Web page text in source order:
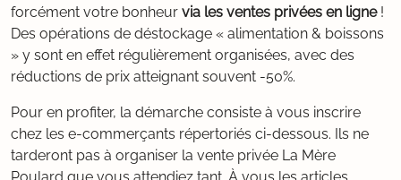
forcément votre bonheur via les ventes privées en ligne!
Des opérations de déstockage « alimentation & boissons
» y sont en effet régulièrement organisées, avec des
réductions de prix atteignant souvent -50%.
Pour en profiter, la démarche consiste à vous inscrire
chez les e-commerçants répertoriés ci-dessous. Ils ne
tarderont pas à organiser la vente privée La Mère